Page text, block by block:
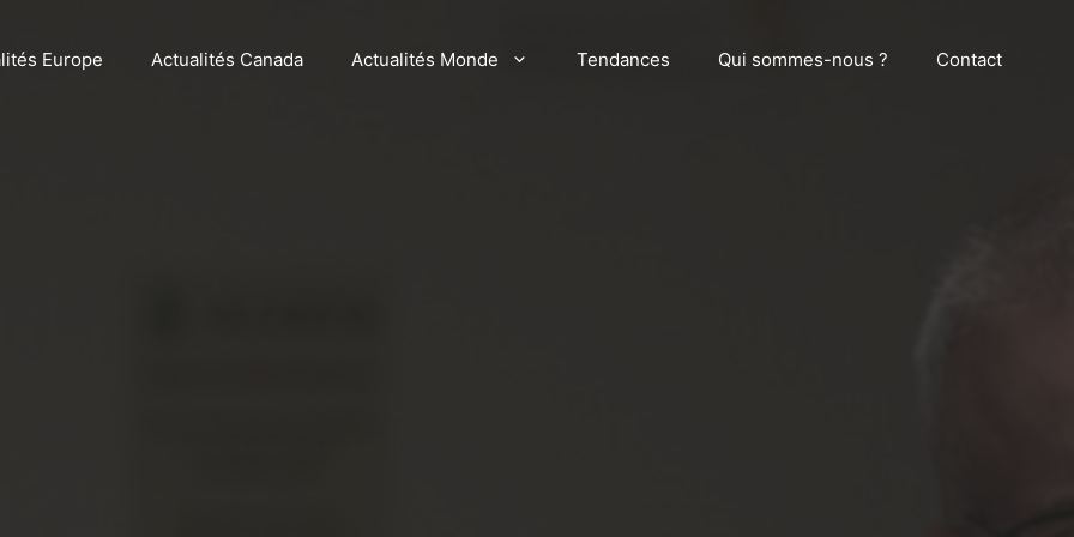
Europe Actualités Canada Actualités Monde Tendances Qui sommes-nous ? Contact